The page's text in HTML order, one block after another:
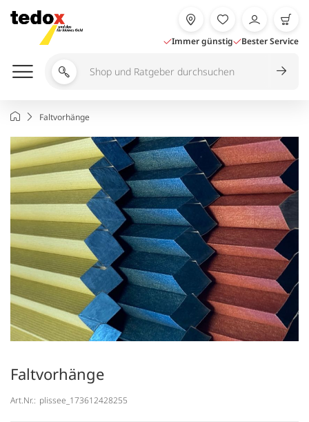
Inhalt
springen
Immer günstig Bester Service
Shop
durchsuchen
StartseiteFaltvorhänge
Faltvorhänge
Art.Nr.: plissee_173612428255